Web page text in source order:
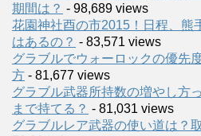
期間は？ - 98,689 views
花園神社酉の市2015！日程、熊
はあるの？ - 83,571 views
グラブルでウォーロックの優先
方 - 81,677 views
グラブル武器所持数の増やし方
まで持てる？ - 81,031 views
グラブルレア武器の使い道は？